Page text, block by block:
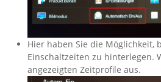
Hier haben Sie die Möglichkeit,
Einschaltzeiten zu hinterlegen.
angezeigten Zeitprofile aus.